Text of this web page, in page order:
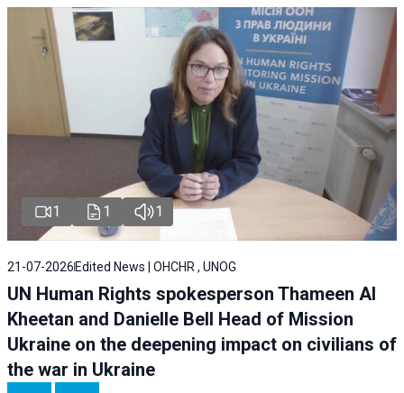
1 1 1
21-07-2026 Edited News | OHCHR , UNOG
UN Human Rights spokesperson Thameen Al
Kheetan and Danielle Bell Head of Mission
Ukraine on the deepening impact on civilians of
the war in Ukraine